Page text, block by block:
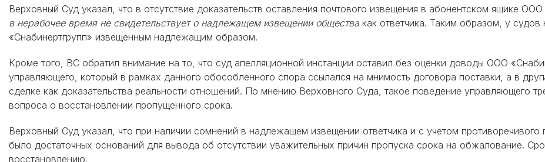
Верховный Суд указал, что в отсутствие доказательств оставления почтового извещения в абонентском ящике ООО
в нерабочее время не свидетельствует о надлежащем извещении общества как ответчика. Таким образом, у
«Снабинертгрупп» извещенным надлежащим образом.
Кроме того, ВС обратил внимание на то, что суд апелляционной инстанции оставил без оценки доводы ООО
управляющего, который в рамках данного обособленного спора ссылался на мнимость договора поставки, а в
сделке как доказательства реальности отношений. По мнению Верховного Суда, такое поведение управляющего
вопроса о восстановлении пропущенного срока.
Верховный Суд указал, что при наличии сомнений в надлежащем извещении ответчика и с учетом
было достаточных оснований для вывода об отсутствии уважительных причин пропуска срока на обжалование.
восстановлению.